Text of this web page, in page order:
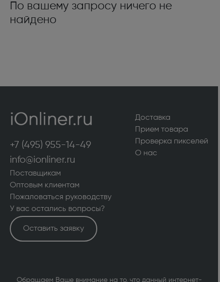
По вашему запросу ничего не
найдено
+7 (495) 955-14-49
info@ionliner.ru
Доставка
Прием товара
Проверка пикселей
О нас
Поставщикам
Оптовым клиентам
Пожаловаться руководству
У вас остались вопросы?
Оставить заявку
Обращаем Ваше внимание на то, что данный интернет-